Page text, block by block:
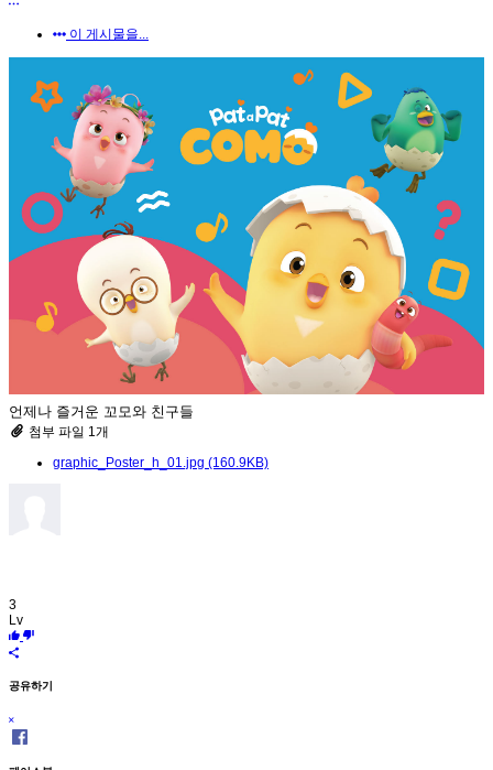
이 게시물을...
언제나 즐거운 꼬모와 친구들
첨부 파일 1개
graphic_Poster_h_01.jpg (160.9KB)
3
Lv
공유하기